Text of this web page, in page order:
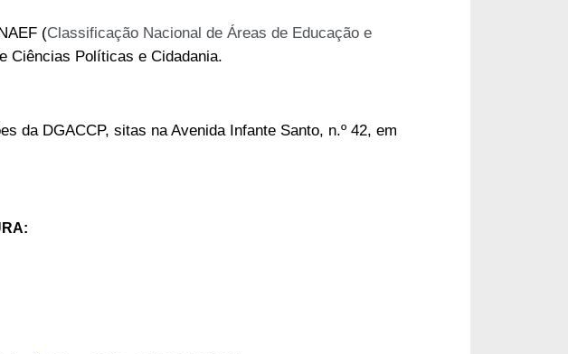
(Classificação Nacional de Áreas de Educação e
Ciências Políticas e Cidadania.
da DGACCP, sitas na Avenida Infante Santo, n.º 42, em